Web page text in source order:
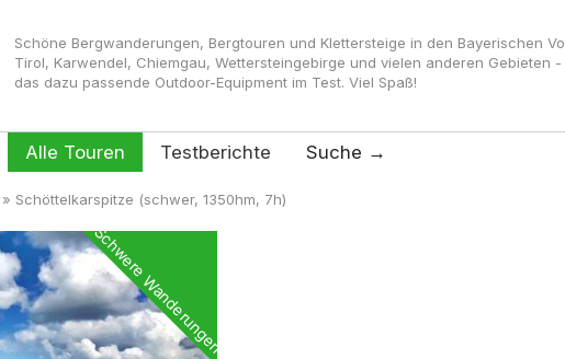
Schöne Bergwanderungen, Bergtouren und Klettersteige in den Bayerischen
Tirol, Karwendel, Chiemgau, Wettersteingebirge und vielen anderen Gebieten -
das dazu passende Outdoor-Equipment im Test. Viel Spaß!
Alle Touren Testberichte Suche →
» Schöttelkarspitze (schwer, 1350hm, 7h)
Schwere Wanderungen